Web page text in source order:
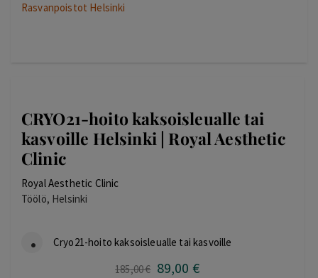
Rasvanpoistot Helsinki
CRYO21-hoito kaksoisleualle tai
kasvoille Helsinki | Royal Aesthetic
Clinic
Royal Aesthetic Clinic
Töölö, Helsinki
Cryo21-hoito kaksoisleualle tai kasvoille
185,00€ Alkuperäinen
89,00 €Nykyinen